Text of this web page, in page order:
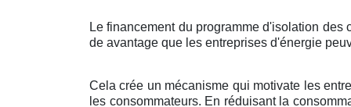
Le financement du programme d'isolation
de avantage que les entreprises d'énergie
Cela crée un mécanisme qui motivate les
les consommateurs. En réduisant la